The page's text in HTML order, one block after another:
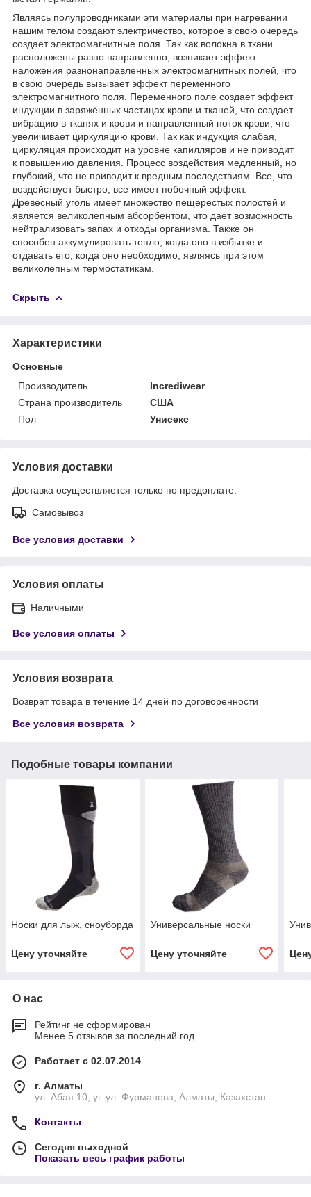
Являясь полупроводниками эти материалы при нагревании
нашим телом создают электричество, которое в свою очередь
создает электромагнитные поля. Так как волокна в ткани
расположены разно направленно, возникает эффект
наложения разнонаправленных электромагнитных полей, что
в свою очередь вызывает эффект переменного
электромагнитного поля. Переменного поле создает эффект
индукции в заряжённых частицах крови и тканей, что создает
вибрацию в тканях и крови и направленный поток крови, что
увеличивает циркуляцию крови. Так как индукция слабая,
циркуляция происходит на уровне капилляров и не приводит
к повышению давления. Процесс воздействия медленный, но
глубокий, что не приводит к вредным последствиям. Все, что
воздействует быстро, все имеет побочный эффект.
Древесный уголь имеет множество пещерестых полостей и
является великолепным абсорбентом, что дает возможность
нейтрализовать запах и отходы организма. Также он
способен аккумулировать тепло, когда оно в избытке и
отдавать его, когда оно необходимо, являясь при этом
великолепным термостатикам.
Скрыть
Характеристики
Основные
Производитель
Incrediwear
Страна производитель
США
Пол
Унисекс
Условия доставки
Доставка осуществляется только по предоплате.
Самовывоз
Все условия доставки
Условия оплаты
Наличными
Все условия оплаты
Условия возврата
Возврат товара в течение 14 дней по договоренности
Все условия возврата
Подобные товары компании
Носки для лыж, сноуборда
Цену уточняйте
Универсальные носки
Цену уточняйте
О нас
Рейтинг не сформирован
Менее 5 отзывов за последний год
Работает с 02.07.2014
г. Алматы
ул. Абая 10, уг. ул. Фурманова, Алматы, Казахстан
Контакты
Сегодня выходной
Показать весь график работы